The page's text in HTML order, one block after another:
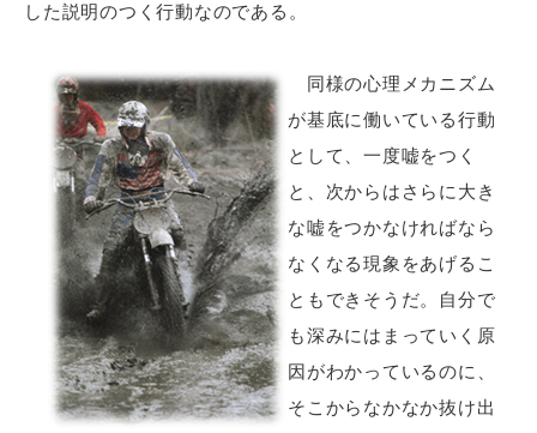
した説明のつく行動なのである。
同様の心理メカニズム
が基底に働いている行動
として、一度嘘をつく
と、次からはさらに大き
な嘘をつかなければなら
なくなる現象をあげるこ
ともできそうだ。自分で
も深みにはまっていく原
因がわかっているのに、
そこからなかなか抜け出